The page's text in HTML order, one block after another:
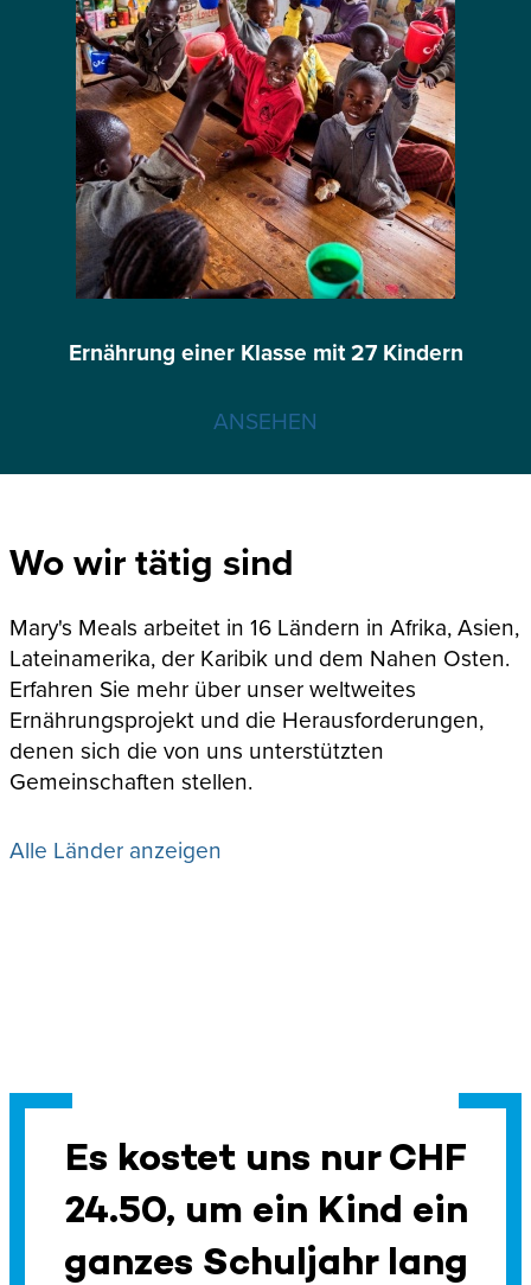
Ernährung einer Klasse mit 27 Kindern
ANSEHEN
Wo wir tätig sind
Mary's Meals arbeitet in 16 Ländern in Afrika, Asien,
Lateinamerika, der Karibik und dem Nahen Osten.
Erfahren Sie mehr über unser weltweites
Ernährungsprojekt und die Herausforderungen,
denen sich die von uns unterstützten
Gemeinschaften stellen.
Alle Länder anzeigen
Es kostet uns nur CHF
24.50, um ein Kind ein
ganzes Schuljahr lang